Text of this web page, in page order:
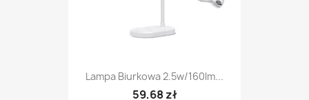
Lampa Biurkowa 2.5w/160lm...
59,68 zł